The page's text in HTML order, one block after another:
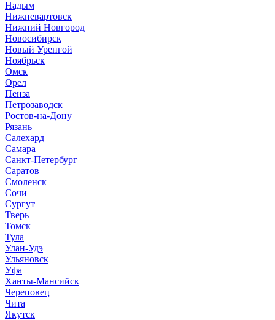
Надым
Нижневартовск
Нижний Новгород
Новосибирск
Новый Уренгой
Ноябрьск
Омск
Орел
Пенза
Петрозаводск
Ростов-на-Дону
Рязань
Салехард
Самара
Санкт-Петербург
Саратов
Смоленск
Сочи
Сургут
Тверь
Томск
Тула
Улан-Удэ
Ульяновск
Уфа
Ханты-Мансийск
Череповец
Чита
Якутск